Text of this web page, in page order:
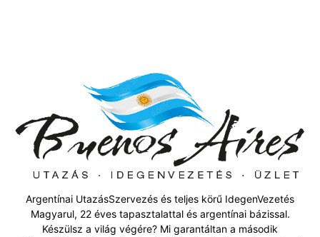
Argentínai UtazásSzervezés és teljes körű IdegenVezetés
Magyarul, 22 éves tapasztalattal és argentínai bázissal.
Készülsz a világ végére? Mi garantáltan a második